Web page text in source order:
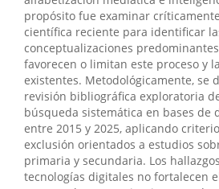
propósito fue examinar
científica reciente para identificar
conceptualizaciones
favorecen o limitan este proceso y
existentes. Metodológicamente, se
revisión bibliográfica exploratoria
búsqueda sistemática en bases de
entre 2015 y 2025, aplicando
exclusión orientados a estudios
primaria y secundaria. Los
tecnologías digitales no fortalecen